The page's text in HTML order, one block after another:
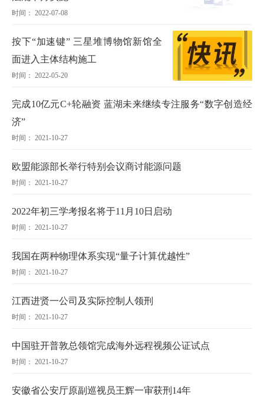
时间： 2022-07-08
按下“加速键” 三星堆博物馆新馆全
面进入主体结构施工
时间： 2022-05-20
完成10亿元C+轮融资 蓝湖未来继续专注服务“数字创造经
济”
时间： 2021-10-27
欧盟能源部长举行特别会议商讨能源问题
时间： 2021-10-27
2022年初三学考报名将于11月10日启动
时间： 2021-10-27
我国在两种物理体系实现“量子计算优越性”
时间： 2021-10-27
江西进贤一公司及实际控制人领刑
时间： 2021-10-27
中国驻开普敦总领馆完成海外远程视频公证试点
时间： 2021-10-27
安徽省公安厅原副巡视员王辉一审获刑14年